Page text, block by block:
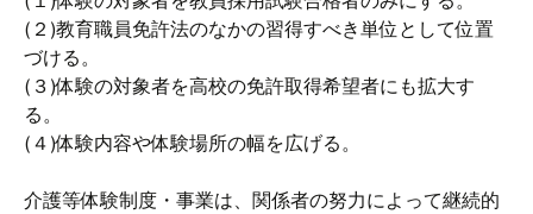
(２)教育職員免許法のなかの習得すべき単位として位置
づける。
(３)体験の対象者を高校の免許取得希望者にも拡大す
る。
(４)体験内容や体験場所の幅を広げる。
介護等体験制度・事業は、関係者の努力によって継続的